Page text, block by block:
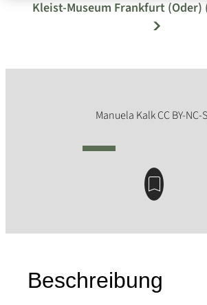
Kleist-Museum Frankfurt (Oder)
Beschreibung